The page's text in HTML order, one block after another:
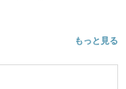
もっと見る